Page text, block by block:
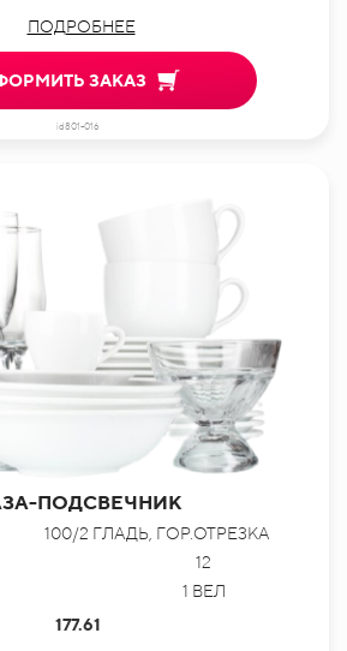
ПОДРОБНЕЕ
ЗАКАЗ
id801-016
ПОДСВЕЧНИК
100/2 ГЛАДЬ, ГОР.ОТРЕЗКА
12
1 ВЕЛ
177.61